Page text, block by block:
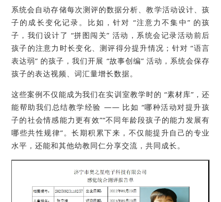
系统会自动存储每次测评的数据分析、教学活动设计、孩
子的成长变化记录。比如，针对 “注意力不集中” 的孩
子，我们设计了 “拼图闯关” 活动，系统会记录活动前后
孩子的注意力时长变化、测评得分提升情况；针对 “语言
表达弱” 的孩子，我们开展 “故事创编” 活动，系统会保存
孩子的表达视频、词汇量增长数据。
这些案例不仅能成为我们在实训室教学时的 “素材库”，还
能帮助我们总结教学经验 —— 比如 “哪种活动对提升孩
子的社会情感能力更有效”“不同年龄段孩子的能力发展有
哪些共性规律”。长期积累下来，不仅能提升自己的专业
水平，还能和其他幼教同仁分享交流，共同成长。